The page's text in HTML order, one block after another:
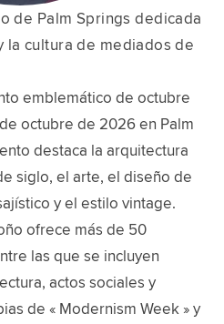
de Palm Springs dedicada
la cultura de mediados de
emblemático de octubre
octubre de 2026 en Palm
destaca la arquitectura
siglo, el arte, el diseño de
y el estilo vintage.
ofrece más de 50
las que se incluyen
actos sociales y
de « Modernism Week » y